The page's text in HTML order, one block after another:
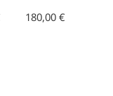
180,00 €